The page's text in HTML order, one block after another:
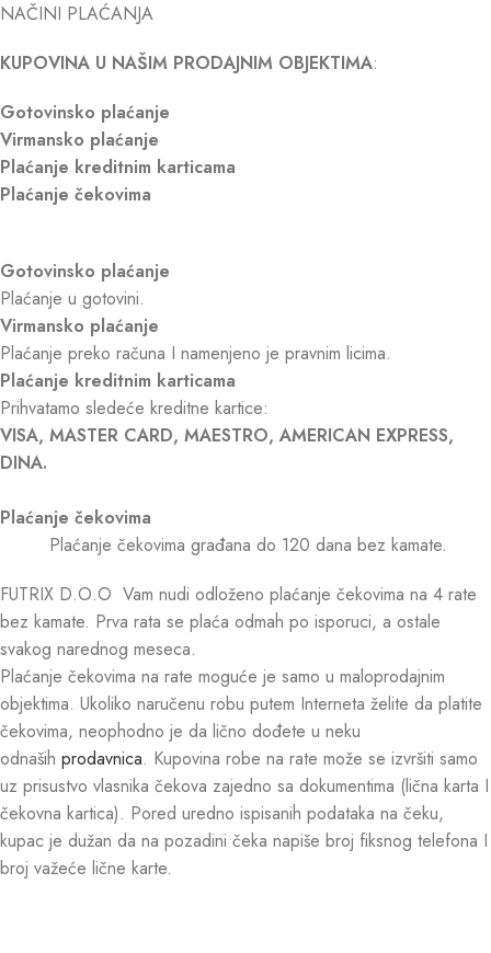
NAČINI PLAĆANJA
KUPOVINA U NAŠIM PRODAJNIM OBJEKTIMA:
Gotovinsko plaćanje
Virmansko plaćanje
Plaćanje kreditnim karticama
Plaćanje čekovima
Gotovinsko plaćanje
Plaćanje u gotovini.
Virmansko plaćanje
Plaćanje preko računa I namenjeno je pravnim licima.
Plaćanje kreditnim karticama
Prihvatamo sledeće kreditne kartice:
VISA, MASTER CARD, MAESTRO, AMERICAN EXPRESS,
DINA.
Plaćanje čekovima
Plaćanje čekovima građana do 120 dana bez kamate.
FUTRIX D.O.O Vam nudi odloženo plaćanje čekovima na 4 rate
bez kamate. Prva rata se plaća odmah po isporuci, a ostale
svakog narednog meseca.
Plaćanje čekovima na rate moguće je samo u maloprodajnim
objektima. Ukoliko naručenu robu putem Interneta želite da platite
čekovima, neophodno je da lično dođete u neku
odnaših prodavnica. Kupovina robe na rate može se izvršiti samo
uz prisustvo vlasnika čekova zajedno sa dokumentima (lična karta I
čekovna kartica). Pored uredno ispisanih podataka na čeku,
kupac je dužan da na pozadini čeka napiše broj fiksnog telefona I
broj važeće lične karte.